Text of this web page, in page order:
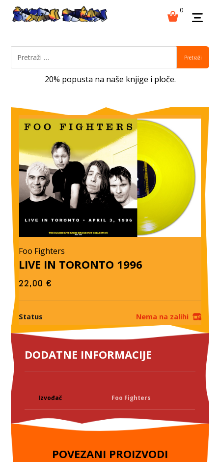
0
Pretraži
20% popusta na naše knjige i ploče.
Foo Fighters
LIVE IN TORONTO 1996
22,00€
Status Nema na zalihi
DODATNE INFORMACIJE
Izvođač Foo Fighters
POVEZANI PROIZVODI